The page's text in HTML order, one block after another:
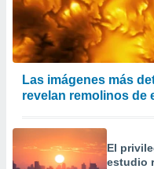
e
mediante
publicidad
publicidad
de
Las imágenes más
revelan remolinos de
El
estudio